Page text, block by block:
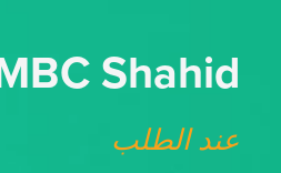
MBC Shahid
عند الطلب